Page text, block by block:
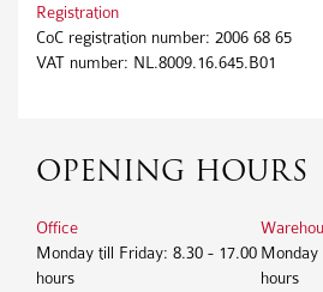
Registration
CoC registration number: 2006 68 65
VAT number: NL.8009.16.645.B01
OPENING HOURS
Office
Monday till Friday: 8.30 - 17.00
hours
Monday
hours